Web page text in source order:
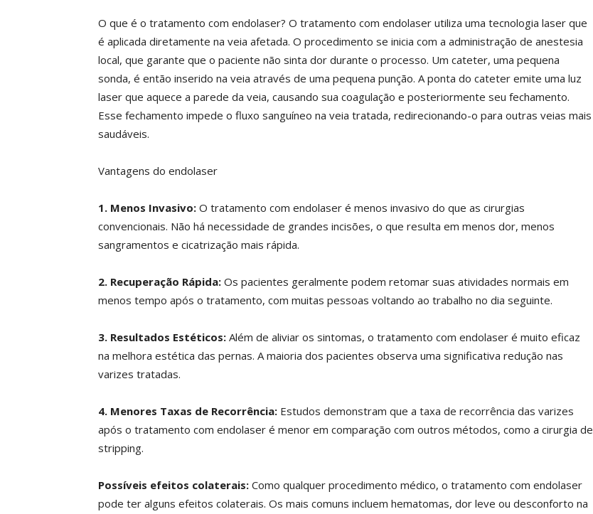
O que é o tratamento com endolaser? O tratamento com endolaser utiliza uma tecnologia laser que
é aplicada diretamente na veia afetada. O procedimento se inicia com a administração de anestesia
local, que garante que o paciente não sinta dor durante o processo. Um cateter, uma pequena
sonda, é então inserido na veia através de uma pequena punção. A ponta do cateter emite uma luz
laser que aquece a parede da veia, causando sua coagulação e posteriormente seu fechamento.
Esse fechamento impede o fluxo sanguíneo na veia tratada, redirecionando-o para outras veias mais
saudáveis.
Vantagens do endolaser
1. Menos Invasivo: O tratamento com endolaser é menos invasivo do que as cirurgias
convencionais. Não há necessidade de grandes incisões, o que resulta em menos dor, menos
sangramentos e cicatrização mais rápida.
2. Recuperação Rápida: Os pacientes geralmente podem retomar suas atividades normais em
menos tempo após o tratamento, com muitas pessoas voltando ao trabalho no dia seguinte.
3. Resultados Estéticos: Além de aliviar os sintomas, o tratamento com endolaser é muito eficaz
na melhora estética das pernas. A maioria dos pacientes observa uma significativa redução nas
varizes tratadas.
4. Menores Taxas de Recorrência: Estudos demonstram que a taxa de recorrência das varizes
após o tratamento com endolaser é menor em comparação com outros métodos, como a cirurgia de
stripping.
Possíveis efeitos colaterais: Como qualquer procedimento médico, o tratamento com endolaser
pode ter alguns efeitos colaterais. Os mais comuns incluem hematomas, dor leve ou desconforto na